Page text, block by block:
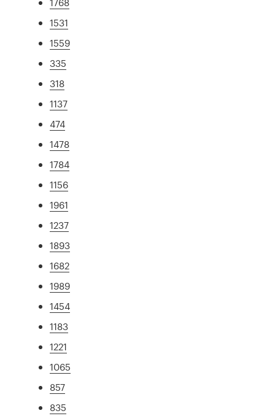
1531
1559
335
318
1137
474
1478
1784
1156
1961
1237
1893
1682
1989
1454
1183
1221
1065
857
835